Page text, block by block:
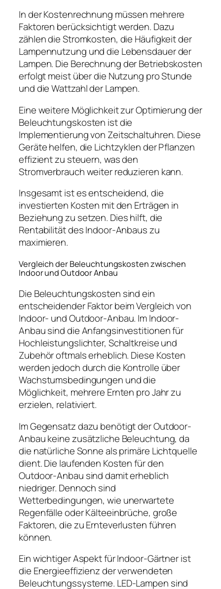
In der Kostenrechnung müssen mehrere
Faktoren berücksichtigt werden. Dazu
zählen die Stromkosten, die Häufigkeit der
Lampennutzung und die Lebensdauer der
Lampen. Die Berechnung der Betriebskosten
erfolgt meist über die Nutzung pro Stunde
und die Wattzahl der Lampen.
Eine weitere Möglichkeit zur Optimierung der
Beleuchtungskosten ist die
Implementierung von Zeitschaltuhren. Diese
Geräte helfen, die Lichtzyklen der Pflanzen
effizient zu steuern, was den
Stromverbrauch weiter reduzieren kann.
Insgesamt ist es entscheidend, die
investierten Kosten mit den Erträgen in
Beziehung zu setzen. Dies hilft, die
Rentabilität des Indoor-Anbaus zu
maximieren.
Vergleich der Beleuchtungskosten zwischen
Indoor und Outdoor Anbau
Die Beleuchtungskosten sind ein
entscheidender Faktor beim Vergleich von
Indoor- und Outdoor-Anbau. Im Indoor-
Anbau sind die Anfangsinvestitionen für
Hochleistungslichter, Schaltkreise und
Zubehör oftmals erheblich. Diese Kosten
werden jedoch durch die Kontrolle über
Wachstumsbedingungen und die
Möglichkeit, mehrere Ernten pro Jahr zu
erzielen, relativiert.
Im Gegensatz dazu benötigt der Outdoor-
Anbau keine zusätzliche Beleuchtung, da
die natürliche Sonne als primäre Lichtquelle
dient. Die laufenden Kosten für den
Outdoor-Anbau sind damit erheblich
niedriger. Dennoch sind
Wetterbedingungen, wie unerwartete
Regenfälle oder Kälteeinbrüche, große
Faktoren, die zu Ernteverlusten führen
können.
Ein wichtiger Aspekt für Indoor-Gärtner ist
die Energieeffizienz der verwendeten
Beleuchtungssysteme. LED-Lampen sind